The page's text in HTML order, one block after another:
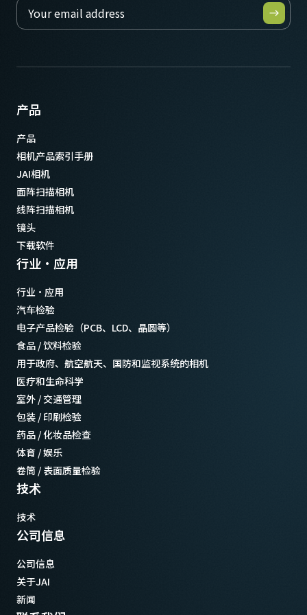
感光芯片对角
摄像机尺寸 高x宽x长
55 x 55 x 98.3 mm
重量
320 克
视频信号输出
8/10/12-bit
镜头接口
耗电
动作温度 (自然放热时)
-5°C to +45°C
产品
产品
相机产品索引手册
JAI相机
面阵扫描相机
线阵扫描相机
镜头
下载软件
行业·应用
行业·应用
汽车检验
电子产品检验（PCB、LCD、晶圆等）
食品 / 饮料检验
用于政府、航空航天、国防和监视系统的相机
医疗和生命科学
室外 / 交通管理
包装 / 印刷检验
药品 / 化妆品检查
体育 / 娱乐
卷筒 / 表面质量检验
技术
技术
公司信息
公司信息
关于JAI
新闻